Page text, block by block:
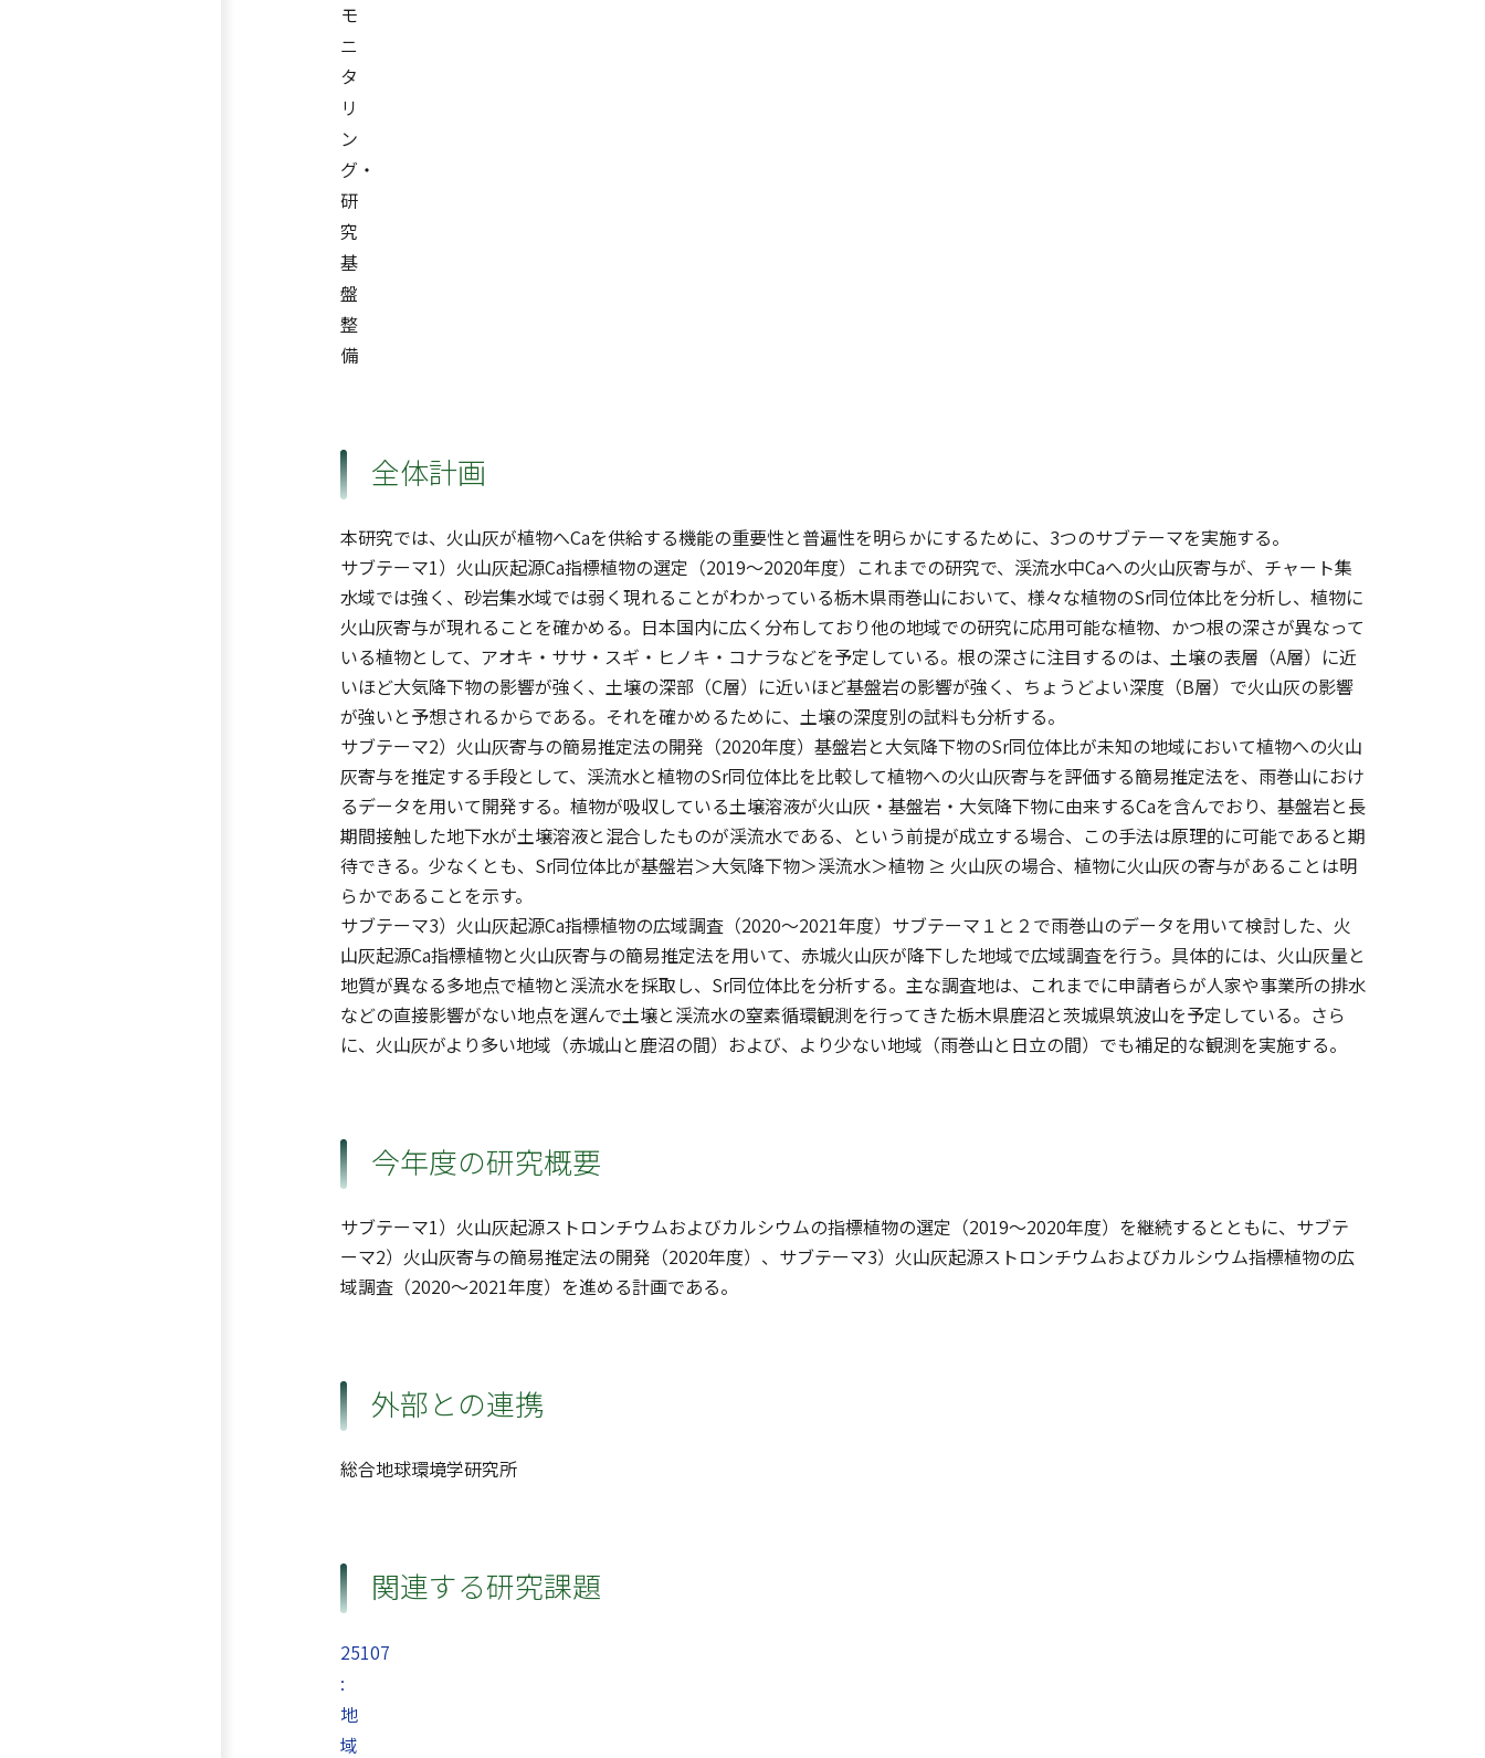
モ
ニ
タ
リ
ン
グ・
研
究
基
盤
整
備
全体計画
本研究では、火山灰が植物へCaを供給する機能の重要性と普遍性を明らかにするために、3つのサブテーマを実施する。
サブテーマ1）火山灰起源Ca指標植物の選定（2019〜2020年度）これまでの研究で、渓流水中Caへの火山灰寄与が、チャート集
水域では強く、砂岩集水域では弱く現れることがわかっている栃木県雨巻山において、様々な植物のSr同位体比を分析し、植物に
火山灰寄与が現れることを確かめる。日本国内に広く分布しており他の地域での研究に応用可能な植物、かつ根の深さが異なって
いる植物として、アオキ・ササ・スギ・ヒノキ・コナラなどを予定している。根の深さに注目するのは、土壌の表層（A層）に近
いほど大気降下物の影響が強く、土壌の深部（C層）に近いほど基盤岩の影響が強く、ちょうどよい深度（B層）で火山灰の影響
が強いと予想されるからである。それを確かめるために、土壌の深度別の試料も分析する。
サブテーマ2）火山灰寄与の簡易推定法の開発（2020年度）基盤岩と大気降下物のSr同位体比が未知の地域において植物への火山
灰寄与を推定する手段として、渓流水と植物のSr同位体比を比較して植物への火山灰寄与を評価する簡易推定法を、雨巻山におけ
るデータを用いて開発する。植物が吸収している土壌溶液が火山灰・基盤岩・大気降下物に由来するCaを含んでおり、基盤岩と長
期間接触した地下水が土壌溶液と混合したものが渓流水である、という前提が成立する場合、この手法は原理的に可能であると期
待できる。少なくとも、Sr同位体比が基盤岩＞大気降下物＞渓流水＞植物 ≥ 火山灰の場合、植物に火山灰の寄与があることは明
らかであることを示す。
サブテーマ3）火山灰起源Ca指標植物の広域調査（2020〜2021年度）サブテーマ１と２で雨巻山のデータを用いて検討した、火
山灰起源Ca指標植物と火山灰寄与の簡易推定法を用いて、赤城火山灰が降下した地域で広域調査を行う。具体的には、火山灰量と
地質が異なる多地点で植物と渓流水を採取し、Sr同位体比を分析する。主な調査地は、これまでに申請者らが人家や事業所の排水
などの直接影響がない地点を選んで土壌と渓流水の窒素循環観測を行ってきた栃木県鹿沼と茨城県筑波山を予定している。さら
に、火山灰がより多い地域（赤城山と鹿沼の間）および、より少ない地域（雨巻山と日立の間）でも補足的な観測を実施する。
今年度の研究概要
サブテーマ1）火山灰起源ストロンチウムおよびカルシウムの指標植物の選定（2019〜2020年度）を継続するとともに、サブテ
ーマ2）火山灰寄与の簡易推定法の開発（2020年度）、サブテーマ3）火山灰起源ストロンチウムおよびカルシウム指標植物の広
域調査（2020〜2021年度）を進める計画である。
外部との連携
総合地球環境学研究所
関連する研究課題
25107
:
地
域